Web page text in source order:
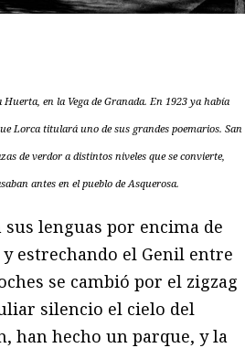
en la Vega de Granada. En 1923 ya había
Lorca titulará uno de sus grandes poemarios. San
de verdor a distintos niveles que se convierte,
antes en el pueblo de Asquerosa.
lenguas por encima de
estrechando el Genil entre
se cambió por el zigzag
silencio el cielo del
han hecho un parque, y la